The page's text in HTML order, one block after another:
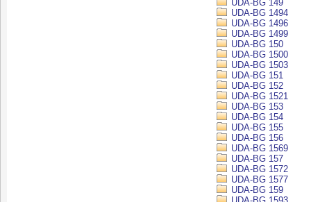
UDA-BG 149
UDA-BG 1494
UDA-BG 1496
UDA-BG 1499
UDA-BG 150
UDA-BG 1500
UDA-BG 1503
UDA-BG 151
UDA-BG 152
UDA-BG 1521
UDA-BG 153
UDA-BG 154
UDA-BG 155
UDA-BG 156
UDA-BG 1569
UDA-BG 157
UDA-BG 1572
UDA-BG 1577
UDA-BG 159